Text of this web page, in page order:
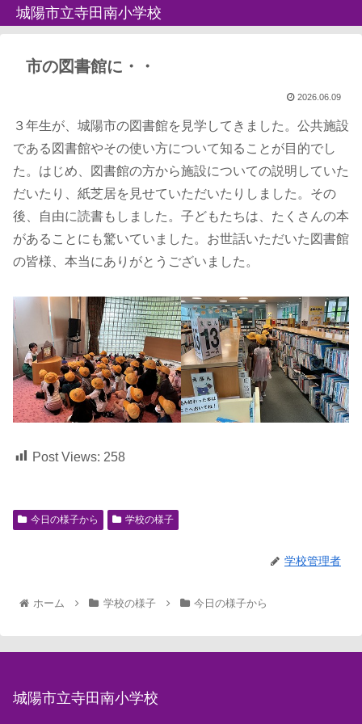
城陽市立寺田南小学校
市の図書館に・・
2026.06.09
３年生が、城陽市の図書館を見学してきました。公共施設
である図書館やその使い方について知ることが目的でし
た。はじめ、図書館の方から施設についての説明していた
だいたり、紙芝居を見せていただいたりしました。その
後、自由に読書もしました。子どもたちは、たくさんの本
があることにも驚いていました。お世話いただいた図書館
の皆様、本当にありがとうございました。
Post Views: 258
今日の様子から 学校の様子
学校管理者
ホーム 学校の様子 今日の様子から
城陽市立寺田南小学校